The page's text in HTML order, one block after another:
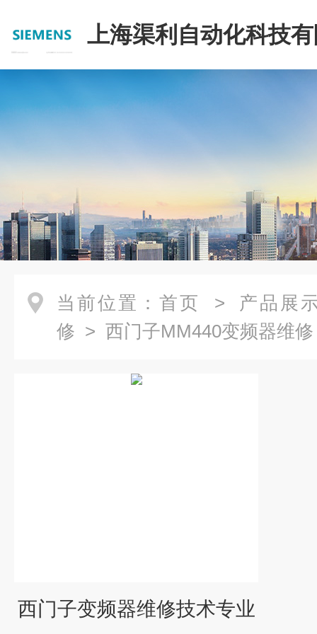
上海渠利自动化科技
当前位置： 首页 > 产品展
修 > 西门子MM440变频器维修
西门子变频器维修技术专业